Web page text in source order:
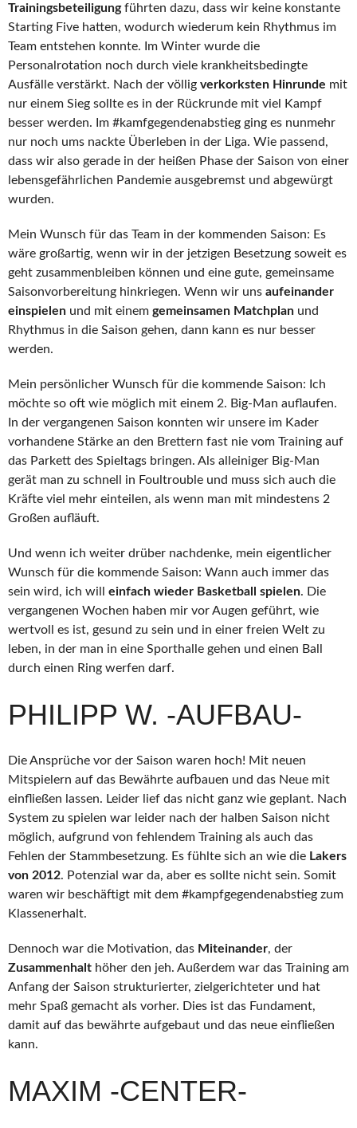
Trainingsbeteiligungführten dazu, dass wir keine konstante
Starting Five hatten, wodurch wiederum kein Rhythmus im
Team entstehen konnte. Im Winter wurde die
Personalrotation noch durch viele krankheitsbedingte
Ausfälle verstärkt. Nach der völlig verkorksten Hinrunde mit
nur einem Sieg sollte es in der Rückrunde mit viel Kampf
besser werden. Im #kamfgegendenabstieg ging es nunmehr
nur noch ums nackte Überleben in der Liga. Wie passend,
dass wir also gerade in der heißen Phase der Saison von einer
lebensgefährlichen Pandemie ausgebremst und abgewürgt
wurden.
Mein Wunsch für das Team in der kommenden Saison: Es
wäre großartig, wenn wir in der jetzigen Besetzung soweit es
geht zusammenbleiben können und eine gute, gemeinsame
Saisonvorbereitung hinkriegen. Wenn wir uns aufeinander
einspielen und mit einem gemeinsamen Matchplan und
Rhythmus in die Saison gehen, dann kann es nur besser
werden.
Mein persönlicher Wunsch für die kommende Saison: Ich
möchte so oft wie möglich mit einem 2. Big-Man auflaufen.
In der vergangenen Saison konnten wir unsere im Kader
vorhandene Stärke an den Brettern fast nie vom Training auf
das Parkett des Spieltags bringen. Als alleiniger Big-Man
gerät man zu schnell in Foultrouble und muss sich auch die
Kräfte viel mehr einteilen, als wenn man mit mindestens 2
Großen aufläuft.
Und wenn ich weiter drüber nachdenke, mein eigentlicher
Wunsch für die kommende Saison: Wann auch immer das
sein wird, ich will einfach wieder Basketball spielen. Die
vergangenen Wochen haben mir vor Augen geführt, wie
wertvoll es ist, gesund zu sein und in einer freien Welt zu
leben, in der man in eine Sporthalle gehen und einen Ball
durch einen Ring werfen darf.
PHILIPP W. -AUFBAU-
Die Ansprüche vor der Saison waren hoch! Mit neuen
Mitspielern auf das Bewährte aufbauen und das Neue mit
einfließen lassen. Leider lief das nicht ganz wie geplant. Nach
System zu spielen war leider nach der halben Saison nicht
möglich, aufgrund von fehlendem Training als auch das
Fehlen der Stammbesetzung. Es fühlte sich an wie die Lakers
von 2012. Potenzial war da, aber es sollte nicht sein. Somit
waren wir beschäftigt mit dem #kampfgegendenabstieg zum
Klassenerhalt.
Dennoch war die Motivation, das Miteinander, der
Zusammenhalt höher den jeh. Außerdem war das Training am
Anfang der Saison strukturierter, zielgerichteter und hat
mehr Spaß gemacht als vorher. Dies ist das Fundament,
damit auf das bewährte aufgebaut und das neue einfließen
kann.
MAXIM -CENTER-